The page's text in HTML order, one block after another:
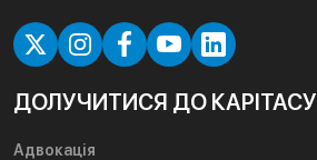
ДОЛУЧИТИСЯ ДО КАРІТАСУ
Адвокація